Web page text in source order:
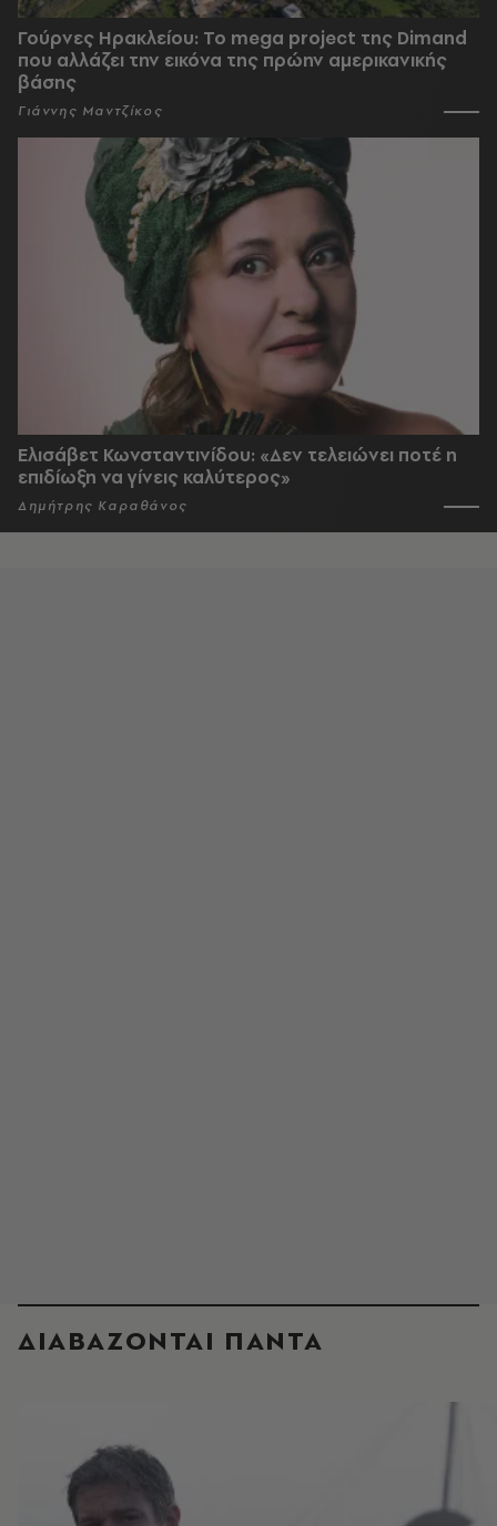
Γούρνες Ηρακλείου: To mega project της Dimand
που αλλάζει την εικόνα της πρώην αμερικανικής
βάσης
Γιάννης Μαντζίκος
Ελισάβετ Κωνσταντινίδου: «Δεν τελειώνει ποτέ η
επιδίωξη να γίνεις καλύτερος»
Δημήτρης Καραθάνος
ΔΙΑΒΑΖΟΝΤΑΙ ΠΑΝΤΑ